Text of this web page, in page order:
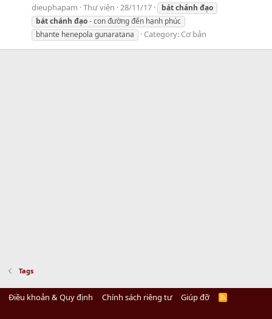
dieuphapam Thư viện 28/11/17 bátchánh đạo
bátchánh đạo- con đường đến hạnh phúc
bhante henepola gunaratana
Category: Cơ bản
Tags
Điều khoản & Quy định Chính sách riêng tư Giúp đỡ
R